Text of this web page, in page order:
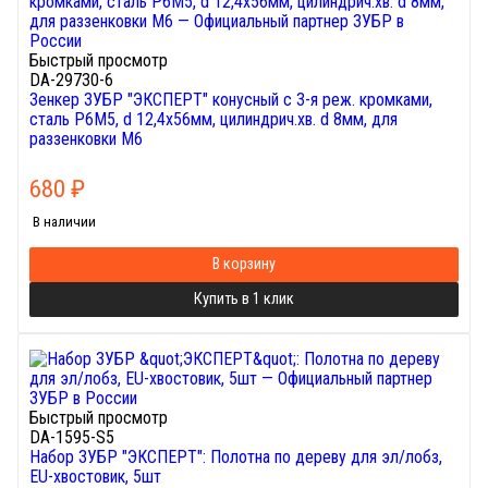
Быстрый просмотр
DA-29730-6
Зенкер ЗУБР "ЭКСПЕРТ" конусный с 3-я реж. кромками,
сталь P6M5, d 12,4х56мм, цилиндрич.хв. d 8мм, для
раззенковки М6
680 ₽
В наличии
В корзину
Купить в 1 клик
Быстрый просмотр
DA-1595-S5
Набор ЗУБР "ЭКСПЕРТ": Полотна по дереву для эл/лобз,
EU-хвостовик, 5шт